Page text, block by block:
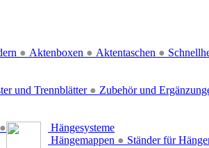
● Aktenboxen ● Aktentaschen ●
und Trennblätter ● Zubehör und
●
Hängesysteme
Hängemappen ● Ständer für